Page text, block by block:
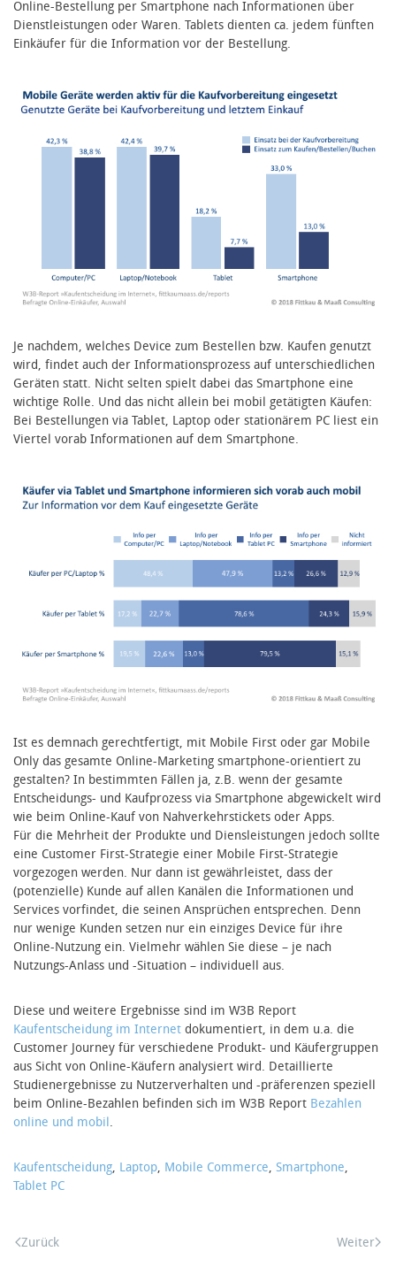
Online-Bestellung per Smartphone nach Informationen über
Dienstleistungen oder Waren. Tablets dienten ca. jedem fünften
Einkäufer für die Information vor der Bestellung.
Je nachdem, welches Device zum Bestellen bzw. Kaufen genutzt
wird, findet auch der Informationsprozess auf unterschiedlichen
Geräten statt. Nicht selten spielt dabei das Smartphone eine
wichtige Rolle. Und das nicht allein bei mobil getätigten Käufen:
Bei Bestellungen via Tablet, Laptop oder stationärem PC liest ein
Viertel vorab Informationen auf dem Smartphone.
Ist es demnach gerechtfertigt, mit Mobile First oder gar Mobile
Only das gesamte Online-Marketing smartphone-orientiert zu
gestalten? In bestimmten Fällen ja, z.B. wenn der gesamte
Entscheidungs- und Kaufprozess via Smartphone abgewickelt wird
wie beim Online-Kauf von Nahverkehrstickets oder Apps.
Für die Mehrheit der Produkte und Diensleistungen jedoch sollte
eine Customer First-Strategie einer Mobile First-Strategie
vorgezogen werden. Nur dann ist gewährleistet, dass der
(potenzielle) Kunde auf allen Kanälen die Informationen und
Services vorfindet, die seinen Ansprüchen entsprechen. Denn
nur wenige Kunden setzen nur ein einziges Device für ihre
Online-Nutzung ein. Vielmehr wählen Sie diese – je nach
Nutzungs-Anlass und -Situation – individuell aus.
Diese und weitere Ergebnisse sind im W3B Report
Kaufentscheidung im Internet dokumentiert, in dem u.a. die
Customer Journey für verschiedene Produkt- und Käufergruppen
aus Sicht von Online-Käufern analysiert wird. Detaillierte
Studienergebnisse zu Nutzerverhalten und -präferenzen speziell
beim Online-Bezahlen befinden sich im W3B Report Bezahlen
online und mobil.
Kaufentscheidung, Laptop, Mobile Commerce, Smartphone,
Tablet PC
Zurück Weiter